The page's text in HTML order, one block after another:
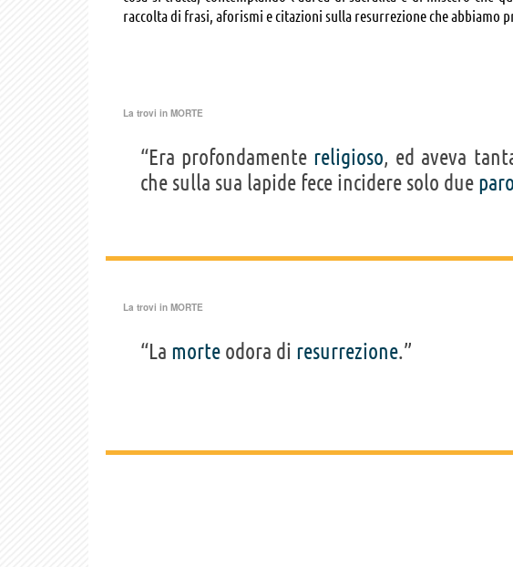
raccolta di frasi, aforismi e citazioni sulla resurrezione che abbiamo
La trovi in MORTE
“Era profondamente religioso, ed aveva
che sulla sua lapide fece incidere solo due
La trovi in MORTE
“La morte odora di resurrezione.”